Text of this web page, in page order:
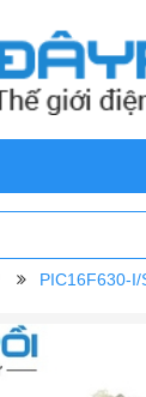
PIC16F630-I/